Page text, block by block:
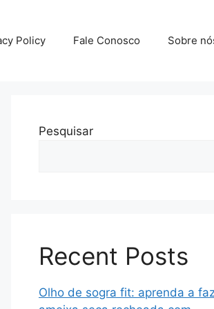
Policy Fale Conosco Sobre
Pesquisar
Recent Posts
Olho de sogra fit: aprenda a